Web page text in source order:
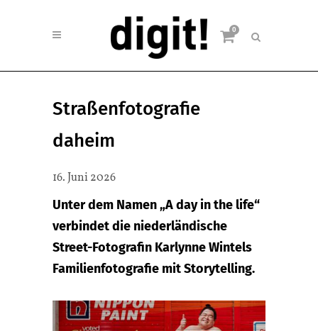
0
Straßenfotografie
daheim
16. Juni 2026
Unter dem Namen „A day in the life“
verbindet die niederländische
Street-Fotografin Karlynne Wintels
Familienfotografie mit Storytelling.